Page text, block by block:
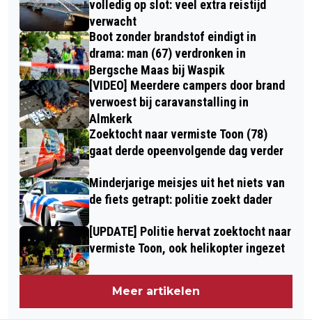
volledig op slot: veel extra reistijd
verwacht
Boot zonder brandstof eindigt in
drama: man (67) verdronken in
Bergsche Maas bij Waspik
[VIDEO] Meerdere campers door brand
verwoest bij caravanstalling in
Almkerk
Zoektocht naar vermiste Toon (78)
gaat derde opeenvolgende dag verder
Minderjarige meisjes uit het niets van
de fiets getrapt: politie zoekt dader
[UPDATE] Politie hervat zoektocht naar
vermiste Toon, ook helikopter ingezet
Meer artikelen